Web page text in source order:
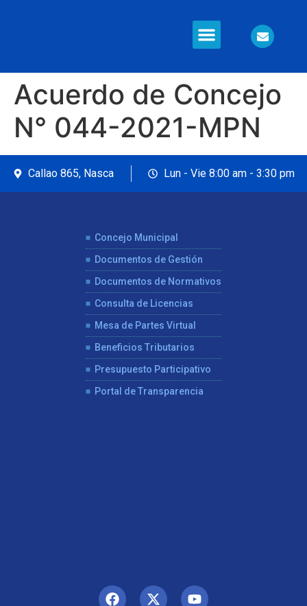
Acuerdo de Concejo
N° 044-2021-MPN
Callao 865, Nasca Lun - Vie 8:00 am - 3:30 pm
Concejo Municipal
Documentos de Gestión
Documentos de Normativos
Consulta de Licencias
Mesa de Partes Virtual
Beneficios Tributarios
Presupuesto Participativo
Portal de Transparencia